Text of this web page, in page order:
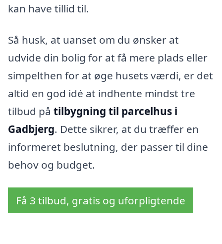
kan have tillid til.
Så husk, at uanset om du ønsker at
udvide din bolig for at få mere plads eller
simpelthen for at øge husets værdi, er det
altid en god idé at indhente mindst tre
tilbud på tilbygning til parcelhus i
Gadbjerg. Dette sikrer, at du træffer en
informeret beslutning, der passer til dine
behov og budget.
Få 3 tilbud, gratis og uforpligtende